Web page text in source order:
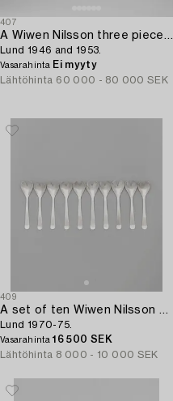
407
A Wiwen Nilsson three pieces of sterling coffee service,
Lund 1946 and 1953.
Vasarahinta Ei myyty
Lähtöhinta 60 000 - 80 000 SEK
409
A set of ten Wiwen Nilsson sterling oyster forks,
Lund 1970-75.
Vasarahinta16 500 SEK
Lähtöhinta 8 000 - 10 000 SEK